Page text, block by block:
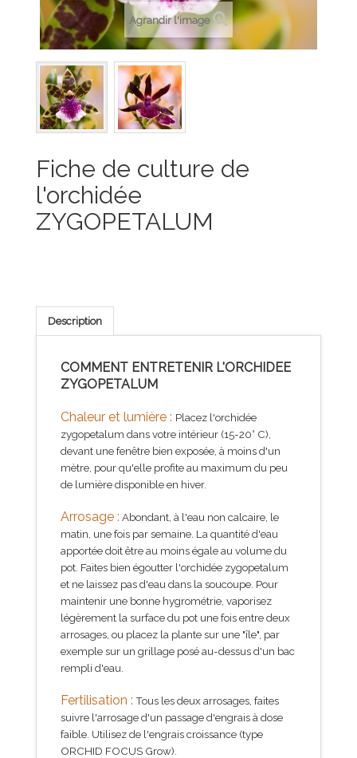
Agrandir l'image
Fiche de culture de
l'orchidée
ZYGOPETALUM
Description
COMMENT ENTRETENIR L'ORCHIDEE
ZYGOPETALUM
Chaleur et lumière : Placez l'orchidée
zygopetalum dans votre intérieur (15-20° C),
devant une fenêtre bien exposée, à moins d'un
mètre, pour qu'elle profite au maximum du peu
de lumière disponible en hiver.
Arrosage : Abondant, à l'eau non calcaire, le
matin, une fois par semaine. La quantité d'eau
apportée doit être au moins égale au volume du
pot. Faites bien égoutter l'orchidée zygopetalum
et ne laissez pas d'eau dans la soucoupe. Pour
maintenir une bonne hygrométrie, vaporisez
légèrement la surface du pot une fois entre deux
arrosages, ou placez la plante sur une "île", par
exemple sur un grillage posé au-dessus d'un bac
rempli d'eau.
Fertilisation : Tous les deux arrosages, faites
suivre l'arrosage d'un passage d'engrais à dose
faible. Utilisez de l'engrais croissance (type
ORCHID FOCUS Grow).